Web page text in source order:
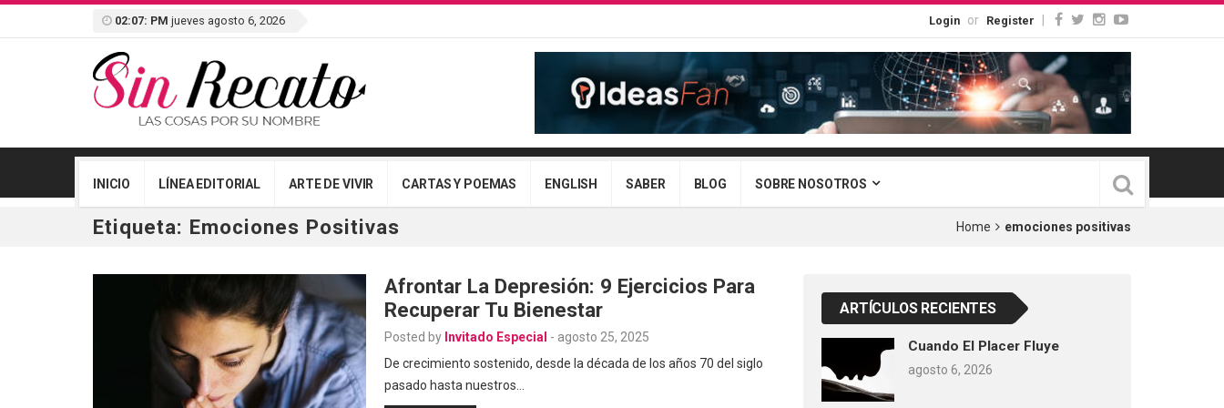
02:07: PM jueves agosto 6, 2026 Login or Register
INICIO LÍNEA EDITORIAL ARTE DE VIVIR CARTAS Y POEMAS ENGLISH SABER BLOG SOBRE NOSOTROS
Etiqueta: Emociones Positivas Home emociones positivas
Afrontar La Depresión: 9 Ejercicios Para
Recuperar Tu Bienestar
Posted by Invitado Especial - agosto 25, 2025
De crecimiento sostenido, desde la década de los años 70 del siglo
pasado hasta nuestros…
ARTÍCULOS RECIENTES
Cuando El Placer Fluye
agosto 6, 2026